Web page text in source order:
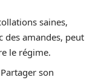
saines,
des amandes, peut
le régime.
son